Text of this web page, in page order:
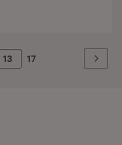
Zur Seite
13 17 Weiter